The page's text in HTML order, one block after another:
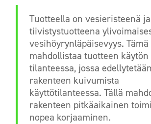
Tuotteella on vesieristeenä ja
tiivistystuotteena
vesihöyrynläpäisevyys. Tämä
mahdollistaa tuotteen käytön
tilanteessa, jossa edellytetään
rakenteen kuivumista
käyttötilanteessa. Tällä
rakenteen pitkäaikainen
nopea korjaaminen.